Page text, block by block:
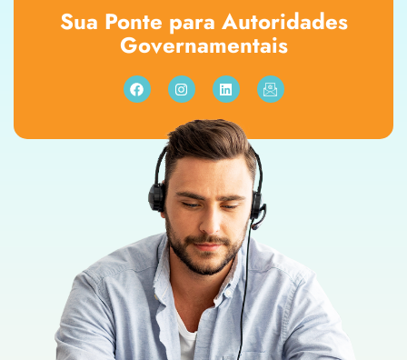
Sua Ponte para Autoridades
Governamentais